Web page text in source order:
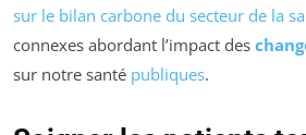
sur le bilan carbone du secteur de la
connexes abordant l’impact des
sur notre santé publiques.